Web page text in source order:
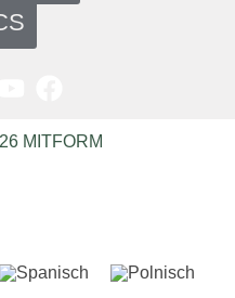
MITFORM